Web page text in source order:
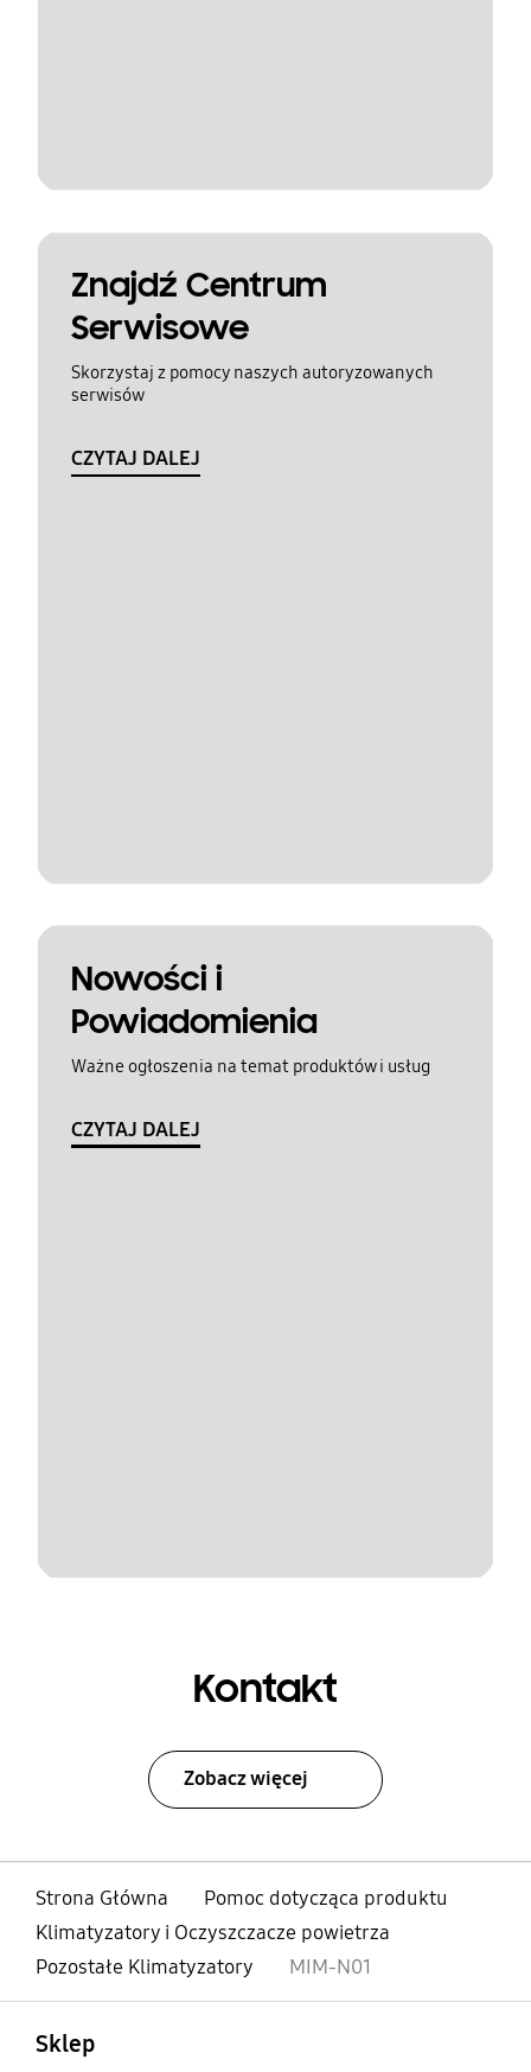
Znajdź Centrum
Serwisowe
Skorzystaj z pomocy naszych autoryzowanych
serwisów
CZYTAJ DALEJ
Nowości i
Powiadomienia
Ważne ogłoszenia na temat produktów i usług
CZYTAJ DALEJ
Kontakt
Zobacz więcej
Strona Główna
Pomoc dotycząca produktu
Klimatyzatory i Oczyszczacze powietrza
Pozostałe Klimatyzatory
MIM-N01
Sklep